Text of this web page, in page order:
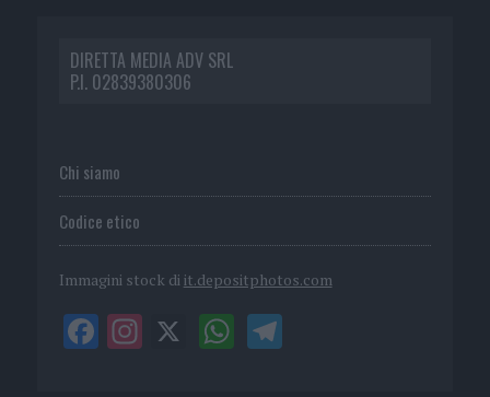
DIRETTA MEDIA ADV SRL
P.I. 02839380306
Chi siamo
Codice etico
Immagini stock di it.depositphotos.com